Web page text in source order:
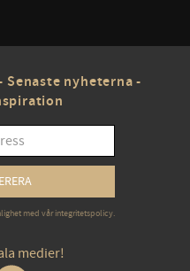
Senaste nyheterna -
med vårintegritetspolicy.
medier!